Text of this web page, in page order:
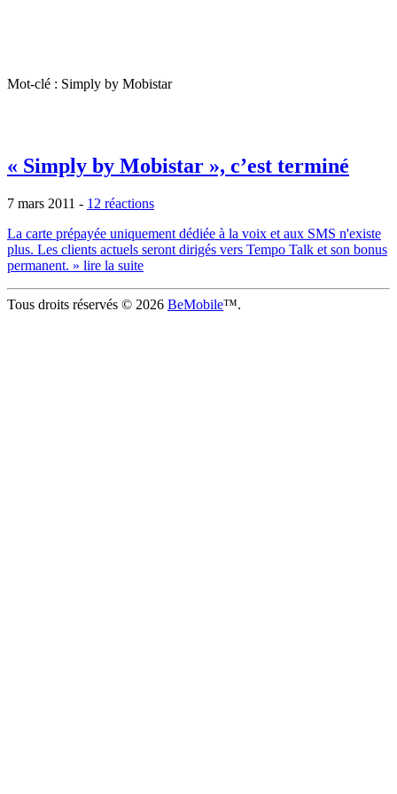
Mot-clé : Simply by Mobistar
« Simply by Mobistar », c’est terminé
7 mars 2011 - 12 réactions
La carte prépayée uniquement dédiée à la voix et aux SMS n'existe
plus. Les clients actuels seront dirigés vers Tempo Talk et son bonus
permanent. » lire la suite
Tous droits réservés © 2026 BeMobile™.